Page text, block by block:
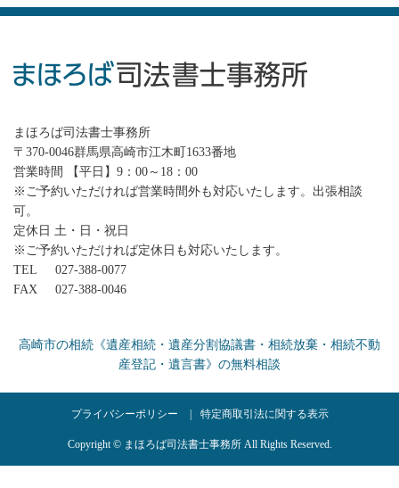
まほろば司法書士事務所
〒370-0046群馬県高崎市江木町1633番地
営業時間 【平日】9：00～18：00
※ご予約いただければ営業時間外も対応いたします。出張相談
可。
定休日 土・日・祝日
※ご予約いただければ定休日も対応いたします。
TEL
027-388-0077
FAX
027-388-0046
高崎市の相続《遺産相続・遺産分割協議書・相続放棄・相続不動
産登記・遺言書》の無料相談
プライバシーポリシー 特定商取引法に関する表示
Copyright © まほろば司法書士事務所 All Rights Reserved.